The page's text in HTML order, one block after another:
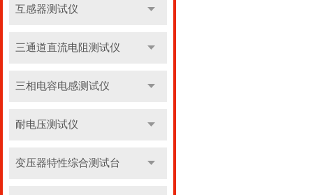
互感器测试仪
三通道直流电阻测试仪
三相电容电感测试仪
耐电压测试仪
变压器特性综合测试台